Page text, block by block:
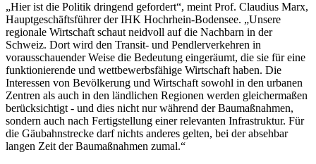
„Hier ist die Politik dringend gefordert“, meint Prof. Claudius Marx,
Hauptgeschäftsführer der IHK Hochrhein-Bodensee. „Unsere
regionale Wirtschaft schaut neidvoll auf die Nachbarn in der
Schweiz. Dort wird den Transit- und Pendlerverkehren in
vorausschauender Weise die Bedeutung eingeräumt, die sie für eine
funktionierende und wettbewerbsfähige Wirtschaft haben. Die
Interessen von Bevölkerung und Wirtschaft sowohl in den urbanen
Zentren als auch in den ländlichen Regionen werden gleichermaßen
berücksichtigt - und dies nicht nur während der Baumaßnahmen,
sondern auch nach Fertigstellung einer relevanten Infrastruktur. Für
die Gäubahnstrecke darf nichts anderes gelten, bei der absehbar
langen Zeit der Baumaßnahmen zumal.“